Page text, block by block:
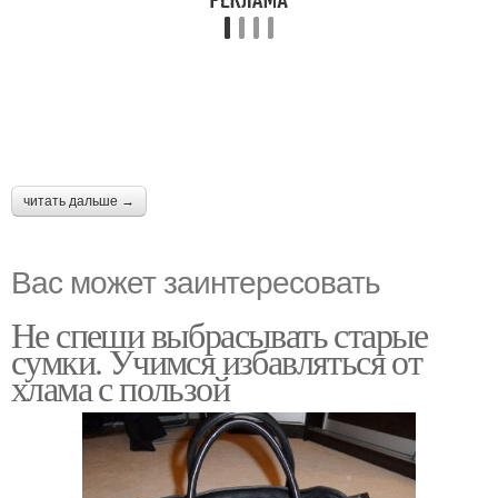
читать дальше →
Вас может заинтересовать
Не спеши выбрасывать старые
сумки. Учимся избавляться от
хлама с пользой